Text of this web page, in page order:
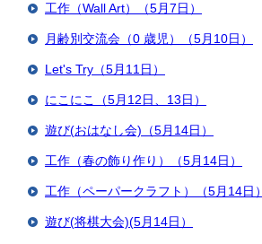
工作（Wall Art）（5月7日）
月齢別交流会（0 歳児）（5月10日）
Let's Try（5月11日）
にこにこ（5月12日、13日）
遊び(おはなし会)（5月14日）
工作（春の飾り作り）（5月14日）
工作（ペーパークラフト）（5月14日）
遊び(将棋大会)(5月14日）